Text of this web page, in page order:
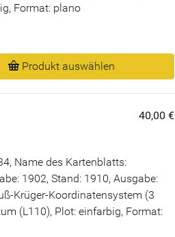
Format: plano
Produkt auswählen
40,00 €
Name des Kartenblatts:
1902, Stand: 1910, Ausgabe:
Krüger-Koordinatensystem (3
(L110), Plot: einfarbig, Format: